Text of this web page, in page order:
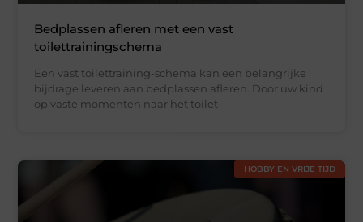
Bedplassen afleren met een vast
toilettrainingschema
Een vast toilettraining-schema kan een belangrijke
bijdrage leveren aan bedplassen afleren. Door uw kind
op vaste momenten naar het toilet
HOBBY EN VRIJE TIJD